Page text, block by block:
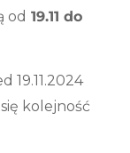
od 19.11 do
19.11.2024
kolejność